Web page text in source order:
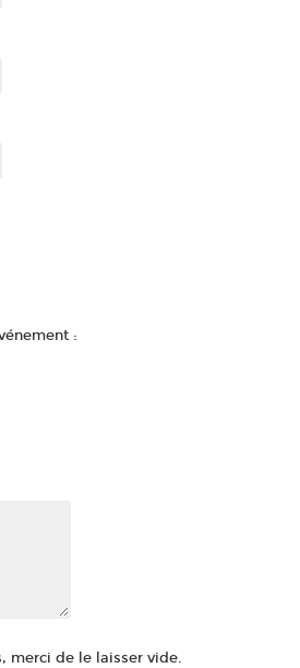
:
merci de le laisser vide.